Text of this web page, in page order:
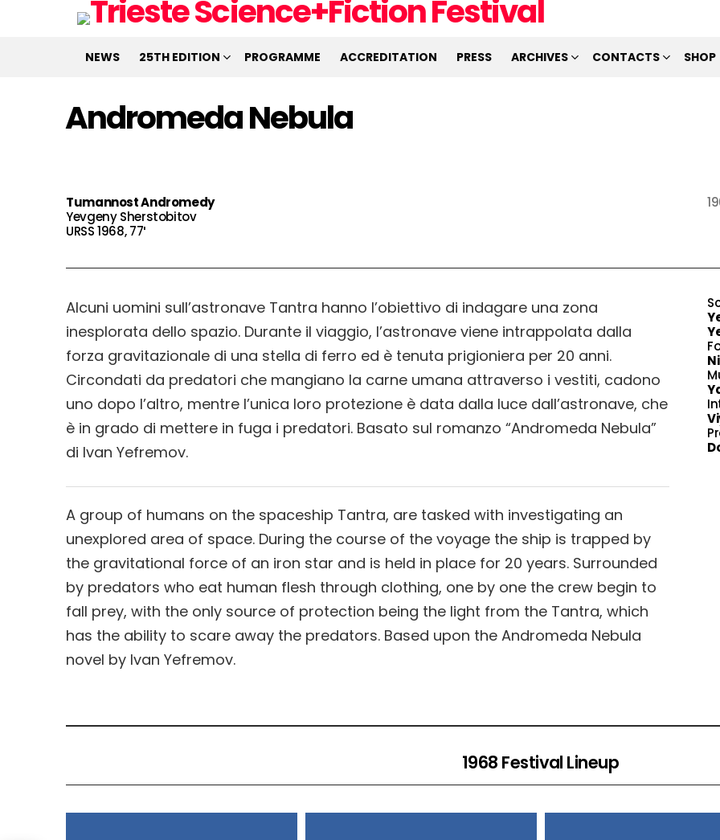
NEWS 25TH EDITION PROGRAMME ACCREDITATION PRESS ARCHIVES CONTACTS SHOP
Andromeda Nebula
Tumannost Andromedy
Yevgeny Sherstobitov
URSS 1968, 77′
Alcuni uomini sull’astronave Tantra hanno l’obiettivo di indagare una zona
inesplorata dello spazio. Durante il viaggio, l’astronave viene intrappolata dalla
forza gravitazionale di una stella di ferro ed è tenuta prigioniera per 20 anni.
Circondati da predatori che mangiano la carne umana attraverso i vestiti, cadono
uno dopo l’altro, mentre l’unica loro protezione è data dalla luce dall’astronave, che
è in grado di mettere in fuga i predatori. Basato sul romanzo “Andromeda Nebula”
di Ivan Yefremov.
A group of humans on the spaceship Tantra, are tasked with investigating an
unexplored area of space. During the course of the voyage the ship is trapped by
the gravitational force of an iron star and is held in place for 20 years. Surrounded
by predators who eat human flesh through clothing, one by one the crew begin to
fall prey, with the only source of protection being the light from the Tantra, which
has the ability to scare away the predators. Based upon the Andromeda Nebula
novel by Ivan Yefremov.
1968 Festival Lineup